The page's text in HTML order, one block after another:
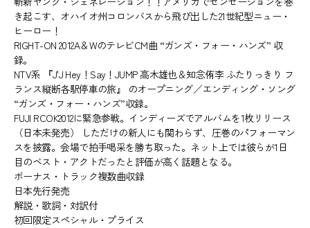
き起こす、オハイオ州コロンバスから飛び出した21世紀型ニュー・
ヒーロー！
RIGHT-ON 2012A＆WのテレビCM曲 “ガンズ・フォー・ハンズ” 収
録。
NTV系 『J'J Hey！Say！JUMP 高木雄也＆知念侑李 ふたりっきり フ
ランス縦断各駅停車の旅』 のオープニング／エンディング・ソング
“ガンズ・フォー・ハンズ”収録。
FUJI RCOK2012に緊急参戦。インディーズでアルバムを1枚リリース
（日本未発売） しただけの新人にも関わらず、圧巻のパフォーマン
スを披露。会場で拍手喝采を勝ち取った。ネット上では彼らが1日
目のベスト・アクトだったと評価が高く話題となる。
ボーナス・トラック複数曲収録
日本先行発売
解説・歌詞・対訳付
初回限定スペシャル・プライス